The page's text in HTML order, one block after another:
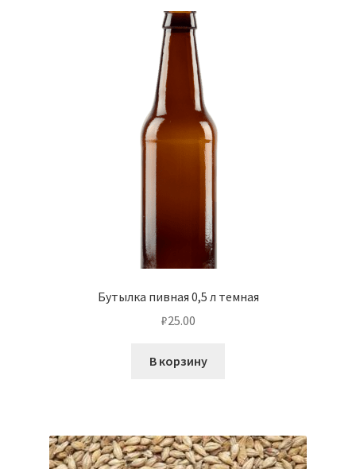
Бутылка пивная 0,5 л темная
₽25.00
В корзину